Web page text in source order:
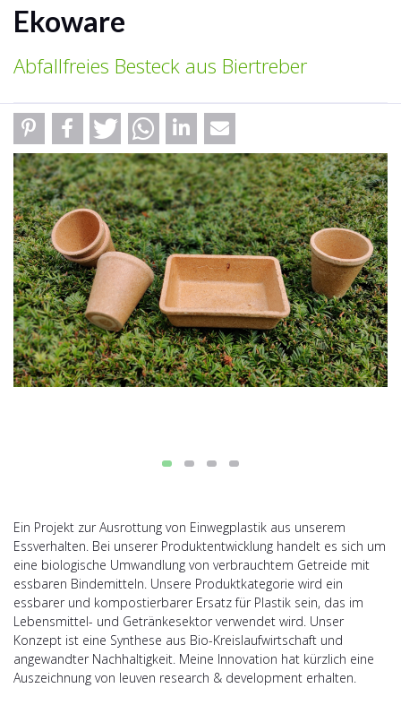
Ekoware
Abfallfreies Besteck aus Biertreber
Ein Projekt zur Ausrottung von Einwegplastik aus unserem
Essverhalten. Bei unserer Produktentwicklung handelt es sich um
eine biologische Umwandlung von verbrauchtem Getreide mit
essbaren Bindemitteln. Unsere Produktkategorie wird ein
essbarer und kompostierbarer Ersatz für Plastik sein, das im
Lebensmittel- und Getränkesektor verwendet wird. Unser
Konzept ist eine Synthese aus Bio-Kreislaufwirtschaft und
angewandter Nachhaltigkeit. Meine Innovation hat kürzlich eine
Auszeichnung von leuven research & development erhalten.